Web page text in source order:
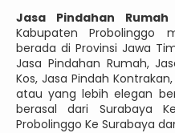
Jasa Pindahan
Kabupaten Probolinggo
berada di Provinsi Jawa
Jasa Pindahan Rumah,
Kos, Jasa Pindah
atau yang lebih elegan
berasal dari Surabaya
Probolinggo Ke Surabaya